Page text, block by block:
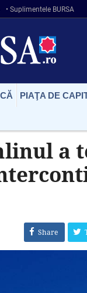
• Suplimentele BURSA
PIAŢA DE
a
Share